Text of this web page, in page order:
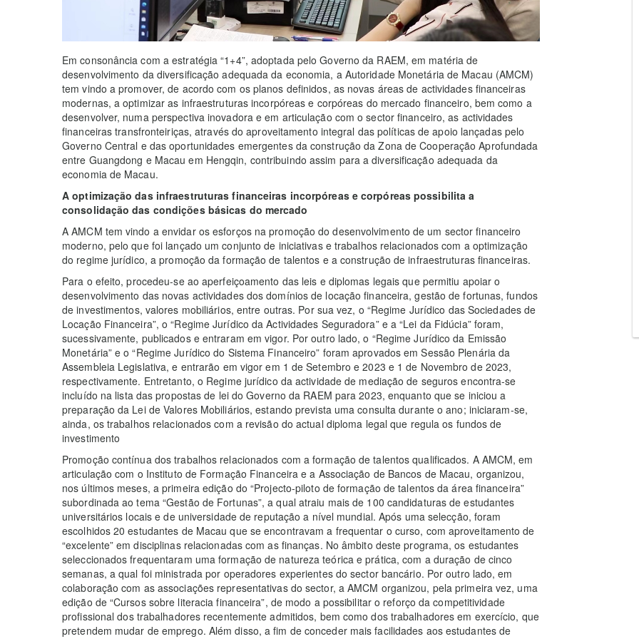
Em consonância com a estratégia “1+4”, adoptada pelo Governo da RAEM, em matéria de
desenvolvimento da diversificação adequada da economia, a Autoridade Monetária de Macau (AMCM)
tem vindo a promover, de acordo com os planos definidos, as novas áreas de actividades financeiras
modernas, a optimizar as infraestruturas incorpóreas e corpóreas do mercado financeiro, bem como a
desenvolver, numa perspectiva inovadora e em articulação com o sector financeiro, as actividades
financeiras transfronteiriças, através do aproveitamento integral das políticas de apoio lançadas pelo
Governo Central e das oportunidades emergentes da construção da Zona de Cooperação Aprofundada
entre Guangdong e Macau em Hengqin, contribuindo assim para a diversificação adequada da
economia de Macau.
A optimização das infraestruturas financeiras incorpóreas e corpóreas possibilita a
consolidação das condições básicas do mercado
A AMCM tem vindo a envidar os esforços na promoção do desenvolvimento de um sector financeiro
moderno, pelo que foi lançado um conjunto de iniciativas e trabalhos relacionados com a optimização
do regime jurídico, a promoção da formação de talentos e a construção de infraestruturas financeiras.
Para o efeito, procedeu-se ao aperfeiçoamento das leis e diplomas legais que permitiu apoiar o
desenvolvimento das novas actividades dos domínios de locação financeira, gestão de fortunas, fundos
de investimentos, valores mobiliários, entre outras. Por sua vez, o “Regime Jurídico das Sociedades de
Locação Financeira”, o “Regime Jurídico da Actividades Seguradora” e a “Lei da Fidúcia” foram,
sucessivamente, publicados e entraram em vigor. Por outro lado, o “Regime Jurídico da Emissão
Monetária” e o “Regime Jurídico do Sistema Financeiro” foram aprovados em Sessão Plenária da
Assembleia Legislativa, e entrarão em vigor em 1 de Setembro e 2023 e 1 de Novembro de 2023,
respectivamente. Entretanto, o Regime jurídico da actividade de mediação de seguros encontra-se
incluído na lista das propostas de lei do Governo da RAEM para 2023, enquanto que se iniciou a
preparação da Lei de Valores Mobiliários, estando prevista uma consulta durante o ano; iniciaram-se,
ainda, os trabalhos relacionados com a revisão do actual diploma legal que regula os fundos de
investimento
Promoção contínua dos trabalhos relacionados com a formação de talentos qualificados. A AMCM, em
articulação com o Instituto de Formação Financeira e a Associação de Bancos de Macau, organizou,
nos últimos meses, a primeira edição do “Projecto-piloto de formação de talentos da área financeira”
subordinada ao tema “Gestão de Fortunas”, a qual atraiu mais de 100 candidaturas de estudantes
universitários locais e de universidade de reputação a nível mundial. Após uma selecção, foram
escolhidos 20 estudantes de Macau que se encontravam a frequentar o curso, com aproveitamento de
“excelente” em disciplinas relacionadas com as finanças. No âmbito deste programa, os estudantes
seleccionados frequentaram uma formação de natureza teórica e prática, com a duração de cinco
semanas, a qual foi ministrada por operadores experientes do sector bancário. Por outro lado, em
colaboração com as associações representativas do sector, a AMCM organizou, pela primeira vez, uma
edição de “Cursos sobre literacia financeira”, de modo a possibilitar o reforço da competitividade
profissional dos trabalhadores recentemente admitidos, bem como dos trabalhadores em exercício, que
pretendem mudar de emprego. Além disso, a fim de conceder mais facilidades aos estudantes de